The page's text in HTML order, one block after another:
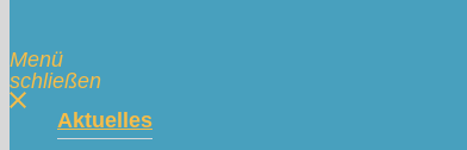
Menü
schließen
Aktuelles